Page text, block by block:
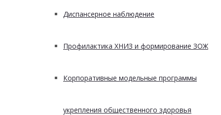
Диспансерное наблюдение
Профилактика ХНИЗ и формирование ЗОЖ
Корпоративные модельные программы
укрепления общественного здоровья